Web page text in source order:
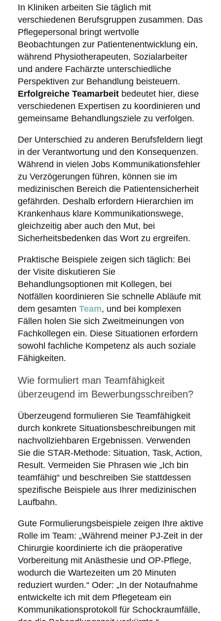
In Kliniken arbeiten Sie täglich mit
verschiedenen Berufsgruppen zusammen. Das
Pflegepersonal bringt wertvolle
Beobachtungen zur Patientenentwicklung ein,
während Physiotherapeuten, Sozialarbeiter
und andere Fachärzte unterschiedliche
Perspektiven zur Behandlung beisteuern.
Erfolgreiche Teamarbeitbedeutet hier, diese
verschiedenen Expertisen zu koordinieren und
gemeinsame Behandlungsziele zu verfolgen.
Der Unterschied zu anderen Berufsfeldern liegt
in der Verantwortung und den Konsequenzen.
Während in vielen Jobs Kommunikationsfehler
zu Verzögerungen führen, können sie im
medizinischen Bereich die Patientensicherheit
gefährden. Deshalb erfordern Hierarchien im
Krankenhaus klare Kommunikationswege,
gleichzeitig aber auch den Mut, bei
Sicherheitsbedenken das Wort zu ergreifen.
Praktische Beispiele zeigen sich täglich: Bei
der Visite diskutieren Sie
Behandlungsoptionen mit Kollegen, bei
Notfällen koordinieren Sie schnelle Abläufe mit
dem gesamten Team, und bei komplexen
Fällen holen Sie sich Zweitmeinungen von
Fachkollegen ein. Diese Situationen erfordern
sowohl fachliche Kompetenz als auch soziale
Fähigkeiten.
Wie formuliert man Teamfähigkeit
überzeugend im Bewerbungsschreiben?
Überzeugend formulieren Sie Teamfähigkeit
durch konkrete Situationsbeschreibungen mit
nachvollziehbaren Ergebnissen. Verwenden
Sie die STAR-Methode: Situation, Task, Action,
Result. Vermeiden Sie Phrasen wie „Ich bin
teamfähig“ und beschreiben Sie stattdessen
spezifische Beispiele aus Ihrer medizinischen
Laufbahn.
Gute Formulierungsbeispiele zeigen Ihre aktive
Rolle im Team: „Während meiner PJ-Zeit in der
Chirurgie koordinierte ich die präoperative
Vorbereitung mit Anästhesie und OP-Pflege,
wodurch die Wartezeiten um 20 Minuten
reduziert wurden.“ Oder: „In der Notaufnahme
entwickelte ich mit dem Pflegeteam ein
Kommunikationsprotokoll für Schockraumfälle,